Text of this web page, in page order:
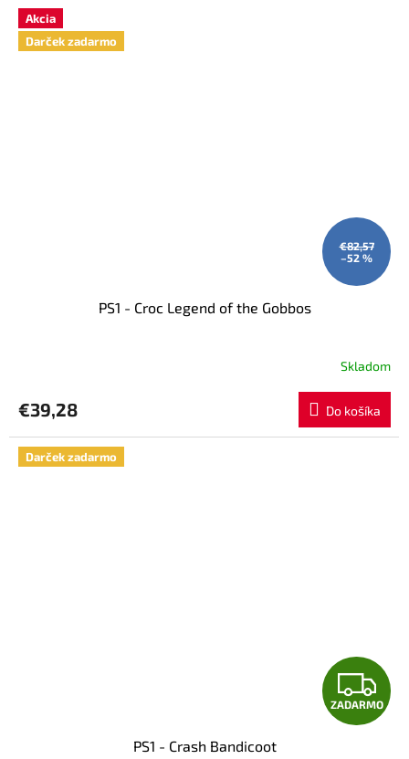
Akcia
Darček zadarmo
€82,57
–52 %
PS1 - Croc Legend of the Gobbos
produktu
je
5,0
5
Skladom
€39,28 Do košíka
Darček zadarmo
Z
A
ZADARMO
PS1 - Crash Bandicoot